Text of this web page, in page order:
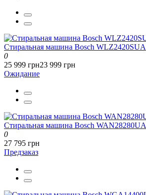
Стиральная машина Bosch WLZ2420SUA
0
25 999 грн23 999 грн
Ожидание
Стиральная машина Bosch WAN28280UA
0
27 795 грн
Предзаказ